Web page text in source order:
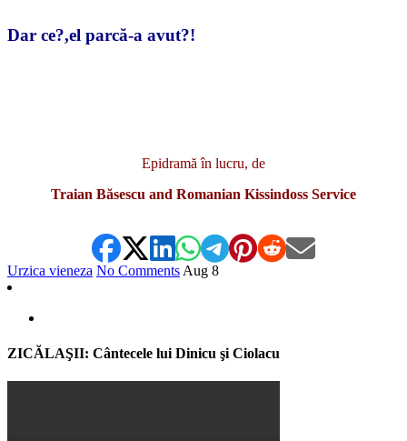
Dar ce?,el parcă-a avut?!
Epidramă în lucru, de
Traian Băsescu and Romanian Kissindoss Service
Urzica vieneza No Comments Aug 8
ZICĂLAŞII: Cântecele lui Dinicu şi Ciolacu